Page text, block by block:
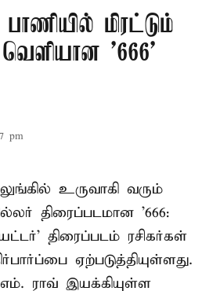
மிரட்டும்
வெளியான '666'
pm
உருவாகி வரும்
திரைப்படமான '666:
திரைப்படம் ரசிகர்கள்
ஏற்படுத்தியுள்ளது.
ராவ் இயக்கியுள்ள